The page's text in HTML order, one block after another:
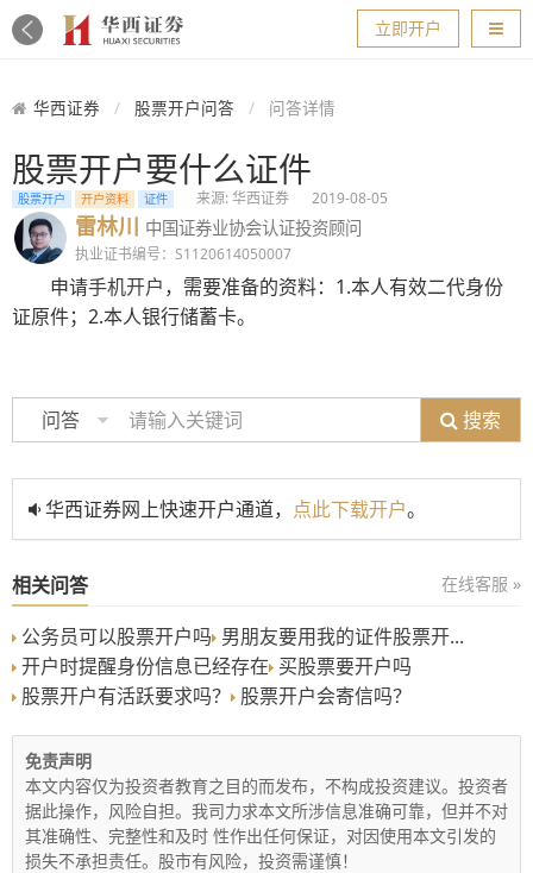
导航
立即开户
华西证券 股票开户问答 问答详情
股票开户要什么证件
股票开户 开户资料 证件 来源: 华西证券 2019-08-05
雷林川 中国证券业协会认证投资顾问
执业证书编号：S1120614050007
申请手机开户，需要准备的资料：1.本人有效二代身份
证原件；2.本人银行储蓄卡。
问答 搜索
华西证券网上快速开户通道， 点此下载开户。
相关问答 在线客服 »
公务员可以股票开户吗 男朋友要用我的证件股票开...
开户时提醒身份信息已经存在 买股票要开户吗
股票开户有活跃要求吗？
股票开户会寄信吗？
免责声明
本文内容仅为投资者教育之目的而发布，不构成投资建议。投资者
据此操作，风险自担。我司力求本文所涉信息准确可靠，但并不对
其准确性、完整性和及时 性作出任何保证，对因使用本文引发的
损失不承担责任。股市有风险，投资需谨慎！